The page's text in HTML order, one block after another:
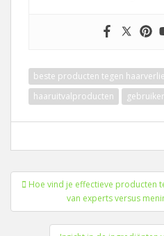
beste producten tegen
haaruitvalproducten
Berichtnavigatie
Hoe vind je effectieve producten
van experts versus